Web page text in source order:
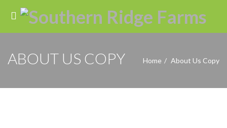
ABOUT US COPY Home About Us Copy